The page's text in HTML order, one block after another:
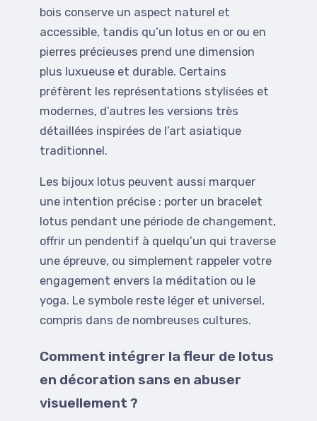
bois conserve un aspect naturel et
accessible, tandis qu’un lotus en or ou en
pierres précieuses prend une dimension
plus luxueuse et durable. Certains
préfèrent les représentations stylisées et
modernes, d’autres les versions très
détaillées inspirées de l’art asiatique
traditionnel.
Les bijoux lotus peuvent aussi marquer
une intention précise : porter un bracelet
lotus pendant une période de changement,
offrir un pendentif à quelqu’un qui traverse
une épreuve, ou simplement rappeler votre
engagement envers la méditation ou le
yoga. Le symbole reste léger et universel,
compris dans de nombreuses cultures.
Comment intégrer la fleur de lotus
en décoration sans en abuser
visuellement ?